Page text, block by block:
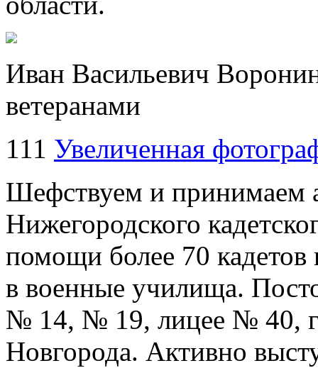
Иван Васильевич
ветеранами
111 Увеличенная
Шефствуем и принимаем
Нижегородского
помощи более 70 кадетов
в военные училища.
№ 14, № 19, лицее № 40,
Новгорода. Активно